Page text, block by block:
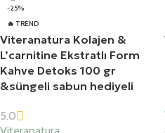
-25%
🔥 TREND
Viteranatura Kolajen &
L’carnitine Ekstratlı Form
Kahve Detoks 100 gr
&süngeli sabun hediyeli
5.0